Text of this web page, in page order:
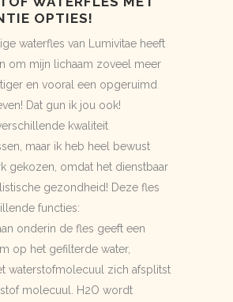
OPTIES!
waterfles van Lumivitae heeft
om mijn lichaam zoveel meer
en vooral een opgeruimd
Dat gun ik jou ook!
kwaliteit
maar ik heb heel bewust
gekozen, omdat het dienstbaar
gezondheid! Deze fles
functies:
onderin de fles geeft een
op het gefilterde water,
waterstofmolecuul zich afsplitst
molecuul. H2O wordt